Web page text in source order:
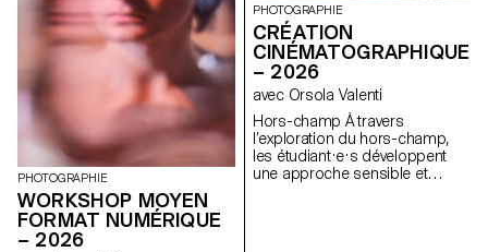
PHOTOGRAPHIE
WORKSHOP MOYEN
FORMAT NUMÉRIQUE
– 2026
PHOTOGRAPHIE
CRÉATION
CINÉMATOGRAPHIQUE
– 2026
avec Orsola Valenti
Hors-champ À travers
l’exploration du hors-champ,
les étudiant·e·s développent
une approche sensible et